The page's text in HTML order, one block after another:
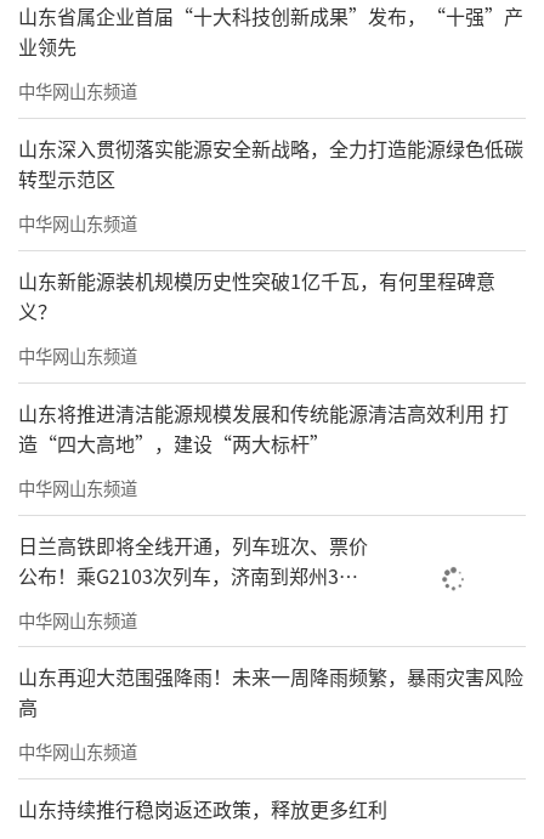
山东省属企业首届“十大科技创新成果”发布，“十强”产
业领先
中华网山东频道
山东深入贯彻落实能源安全新战略，全力打造能源绿色低碳
转型示范区
中华网山东频道
山东新能源装机规模历史性突破1亿千瓦，有何里程碑意
义？
中华网山东频道
山东将推进清洁能源规模发展和传统能源清洁高效利用 打
造“四大高地”，建设“两大标杆”
中华网山东频道
日兰高铁即将全线开通，列车班次、票价
公布！乘G2103次列车，济南到郑州3小
时到达
中华网山东频道
山东再迎大范围强降雨！未来一周降雨频繁，暴雨灾害风险
高
中华网山东频道
山东持续推行稳岗返还政策，释放更多红利